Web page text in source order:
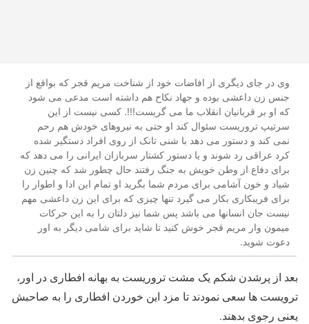
وی در جای دیگری از افاضات خود از شناخت مریم قجر که بواقع از
جنس زن داعشی بوده و جهاد نکاح هم داشته است مدعی می شود
که او بر قربانیان انقلاب ما می گریست!!!. کسی نیست از این
سرتیپ تروریست سئوال کند او حتی به نیروهای خودش هم رحم
نمی کند و دستور می دهد با شنی تانک از روی افراد دستگیر شده
کرد عراقی رد شوند و یا دستور کشتار سربازان ایرانی را می دهد که
برای دفاع از وطن خویش به جنگ رفتند حال چطور شد که چنین زن
شیاد و خون آشامی برای مردم شما بگرید او تمام این ادا و اطوار را
برای فریبکاری بکار می گیرد تنها چیزی که برای این زن داعشی مهم
نیست جان انسانها می باشد پس شما نیز دلتان را به این حرکات
میمون وار مریم قجر خوش کنید تا شاید برای شامی دیگر به اور
دعوت شوید.
بعد از پرشدن شکم یک مشت تروریست به بهانه افطاری در اور،
ترویست ها سعی نمودند تا مزد این خوردن افطاری را به صاحبش
یعنی رجوی بدهند.